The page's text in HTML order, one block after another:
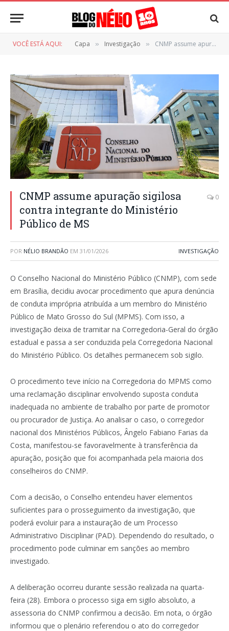
VOCÊ ESTÁ AQUI: Capa » Investigação » CNMP assume apuração sigilosa contra integrante do Ministério Público de MS
CNMP assume apuração sigilosa
contra integrante do Ministério
Público de MS
0
POR NÉLIO BRANDÃO EM 31/01/2026 INVESTIGAÇÃO
O Conselho Nacional do Ministério Público (CNMP), com sede
em Brasília, decidiu avocar procedimento que apura denúncia
de conduta imprópria atribuída a um membro do Ministério
Público de Mato Grosso do Sul (MPMS). Com isso, a
investigação deixa de tramitar na Corregedoria-Geral do órgão
estadual e passa a ser conduzida pela Corregedoria Nacional
do Ministério Público. Os detalhes permanecem sob sigilo.
O procedimento teve início na Corregedoria do MPMS como
uma reclamação disciplinar envolvendo suposta conduta
inadequada no ambiente de trabalho por parte de promotor
ou procurador de Justiça. Ao analisar o caso, o corregedor
nacional dos Ministérios Públicos, Ângelo Fabiano Farias da
Costa, manifestou-se favoravelmente à transferência da
apuração, posição que foi acompanhada pela maioria dos
conselheiros do CNMP.
Com a decisão, o Conselho entendeu haver elementos
suficientes para o prosseguimento da investigação, que
poderá evoluir para a instauração de um Processo
Administrativo Disciplinar (PAD). Dependendo do resultado, o
procedimento pode culminar em sanções ao membro
investigado.
A deliberação ocorreu durante sessão realizada na quarta-
feira (28). Embora o processo siga em sigilo absoluto, a
assessoria do CNMP confirmou a decisão. Em nota, o órgão
informou que o plenário referendou o ato do corregedor